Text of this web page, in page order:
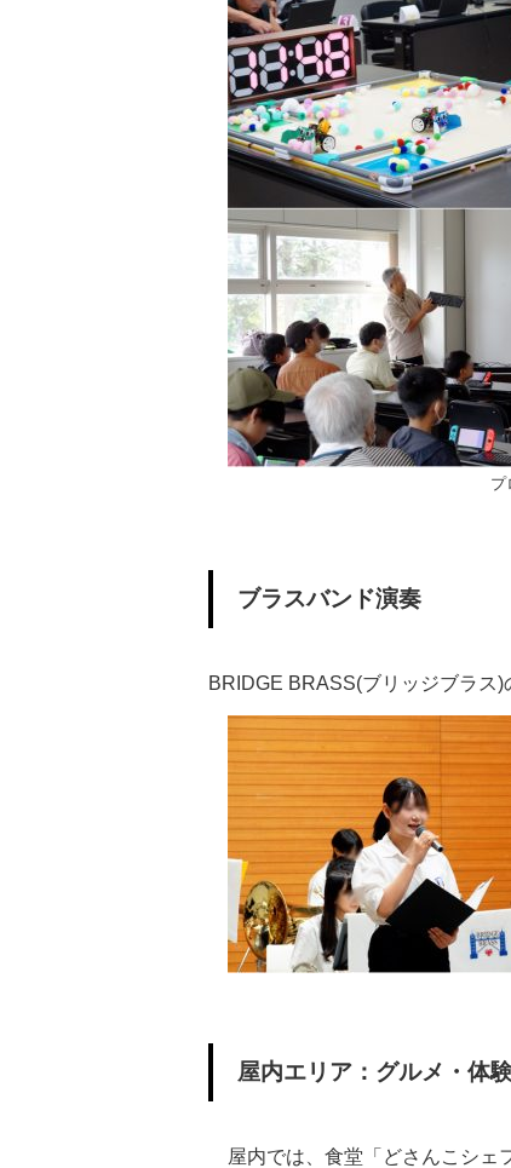
プ
ブラスバンド演奏
BRIDGE BRASS(ブリッジブラス)
屋内エリア：グルメ・体
屋内では、食堂「どさんこシェ